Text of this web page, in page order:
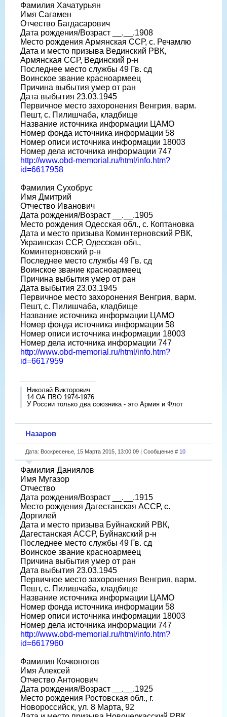
Фамилия Хачатурьян
Имя Сагамен
Отчество Багдасарович
Дата рождения/Возраст __.__.1908
Место рождения Армянская ССР, с. Речамлю
Дата и место призыва Вединский РВК,
Армянская ССР, Вединский р-н
Последнее место службы 49 Гв. сд
Воинское звание красноармеец
Причина выбытия умер от ран
Дата выбытия 23.03.1945
Первичное место захоронения Венгрия, варм.
Пешт, с. Пилишчаба, кладбище
Название источника информации ЦАМО
Номер фонда источника информации 58
Номер описи источника информации 18003
Номер дела источника информации 747
http://www.obd-memorial.ru/html/info.htm?
id=6617958
Фамилия Сухобрус
Имя Дмитрий
Отчество Иванович
Дата рождения/Возраст __.__.1905
Место рождения Одесская обл., с. Коптановка
Дата и место призыва Коминтерновский РВК,
Украинская ССР, Одесская обл.,
Коминтерновский р-н
Последнее место службы 49 Гв. сд
Воинское звание красноармеец
Причина выбытия умер от ран
Дата выбытия 23.03.1945
Первичное место захоронения Венгрия, варм.
Пешт, с. Пилишчаба, кладбище
Название источника информации ЦАМО
Номер фонда источника информации 58
Номер описи источника информации 18003
Номер дела источника информации 747
http://www.obd-memorial.ru/html/info.htm?
id=6617959
Николай Викторович
14 ОА ПВО 1974-1976
У России только два союзника - это Армия и Флот
Назаров
Дата: Воскресенье, 15 Марта 2015, 13:00:09 | Сообщение # 10
Фамилия Даниялов
Имя Мугазор
Отчество
Дата рождения/Возраст __.__.1915
Место рождения Дагестанская АССР, с.
Доргилей
Дата и место призыва Буйнакский РВК,
Дагестанская АССР, Буйнакский р-н
Последнее место службы 49 Гв. сд
Воинское звание красноармеец
Причина выбытия умер от ран
Дата выбытия 23.03.1945
Первичное место захоронения Венгрия, варм.
Пешт, с. Пилишчаба, кладбище
Название источника информации ЦАМО
Номер фонда источника информации 58
Номер описи источника информации 18003
Номер дела источника информации 747
http://www.obd-memorial.ru/html/info.htm?
id=6617960
Фамилия Кочконогов
Имя Алексей
Отчество Антонович
Дата рождения/Возраст __.__.1925
Место рождения Ростовская обл., г.
Новороссийск, ул. 8 Марта, 92